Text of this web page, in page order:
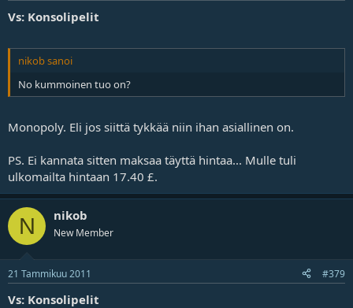
Vs: Konsolipelit
nikob sanoi
No kummoinen tuo on?
Monopoly. Eli jos siittä tykkää niin ihan asiallinen on.
PS. Ei kannata sitten maksaa täyttä hintaa... Mulle tuli
ulkomailta hintaan 17.40 £.
N nikob
New Member
21 Tammikuu 2011 #379
Vs: Konsolipelit